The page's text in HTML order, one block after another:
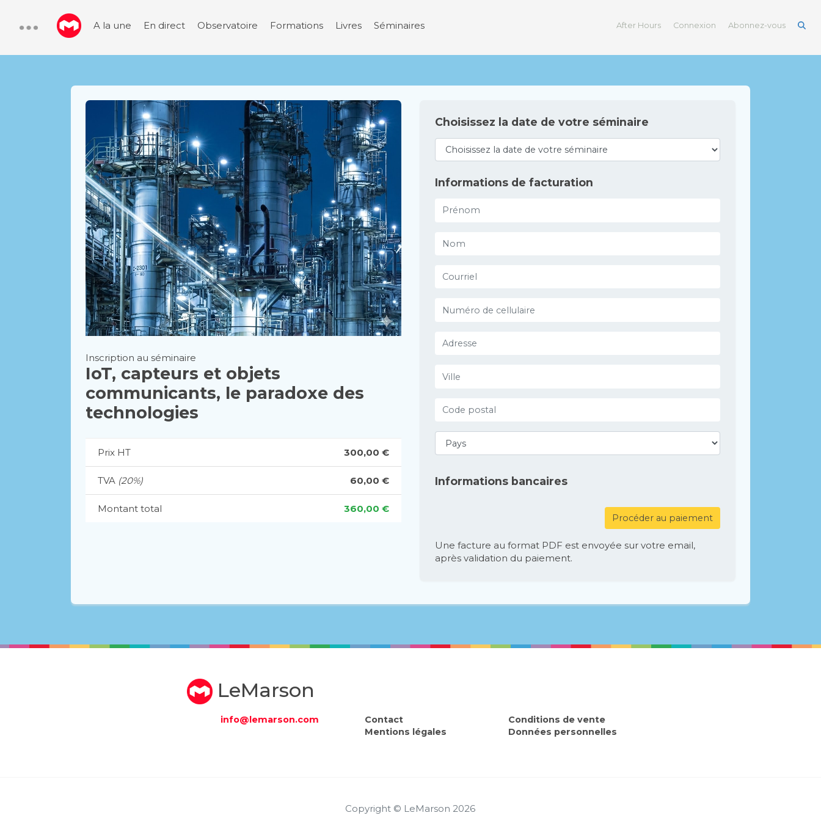
A la une En direct Observatoire Formations Livres Séminaires After Hours Connexion Abonnez-vous
Inscription au séminaire
IoT, capteurs et objets
communicants, le paradoxe des
technologies
Prix HT 300,00 €
TVA (20%) 60,00 €
Montant total 360,00 €
Choisissez la date de votre séminaire
Informations de facturation
Informations bancaires
Procéder au paiement
Une facture au format PDF est envoyée sur votre email,
après validation du paiement.
LeMarson
info@lemarson.com
Contact
Mentions légales
Conditions de vente
Données personnelles
Copyright © LeMarson 2026